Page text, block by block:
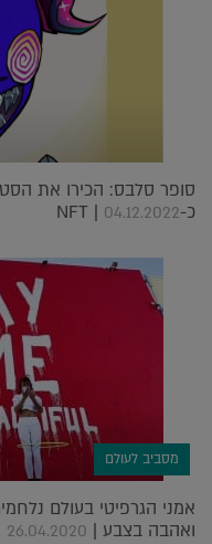
סופר סלבס: הכירו את
כ-NFT |04.12.2022
מסביב לעולם
אמני הגרפיטי בעולם
ואהבה בצבע | 26.04.2020